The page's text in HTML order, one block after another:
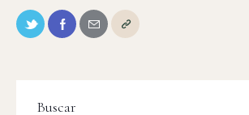
Buscar